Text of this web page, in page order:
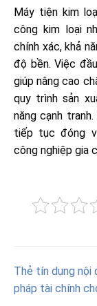
Máy tiện kim
công kim loại
chính xác, khả
độ bền. Việc
giúp nâng cao
quy trình sản
năng cạnh
tiếp tục đóng
công nghiệp gia
Thẻ tín dụng nội
pháp tài chính